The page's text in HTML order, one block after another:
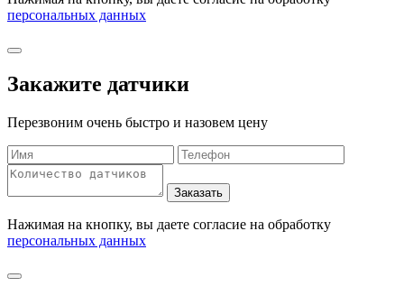
персональных данных
Закажите датчики
Перезвоним очень быстро и назовем цену
Нажимая на кнопку, вы даете согласие на обработку
персональных данных